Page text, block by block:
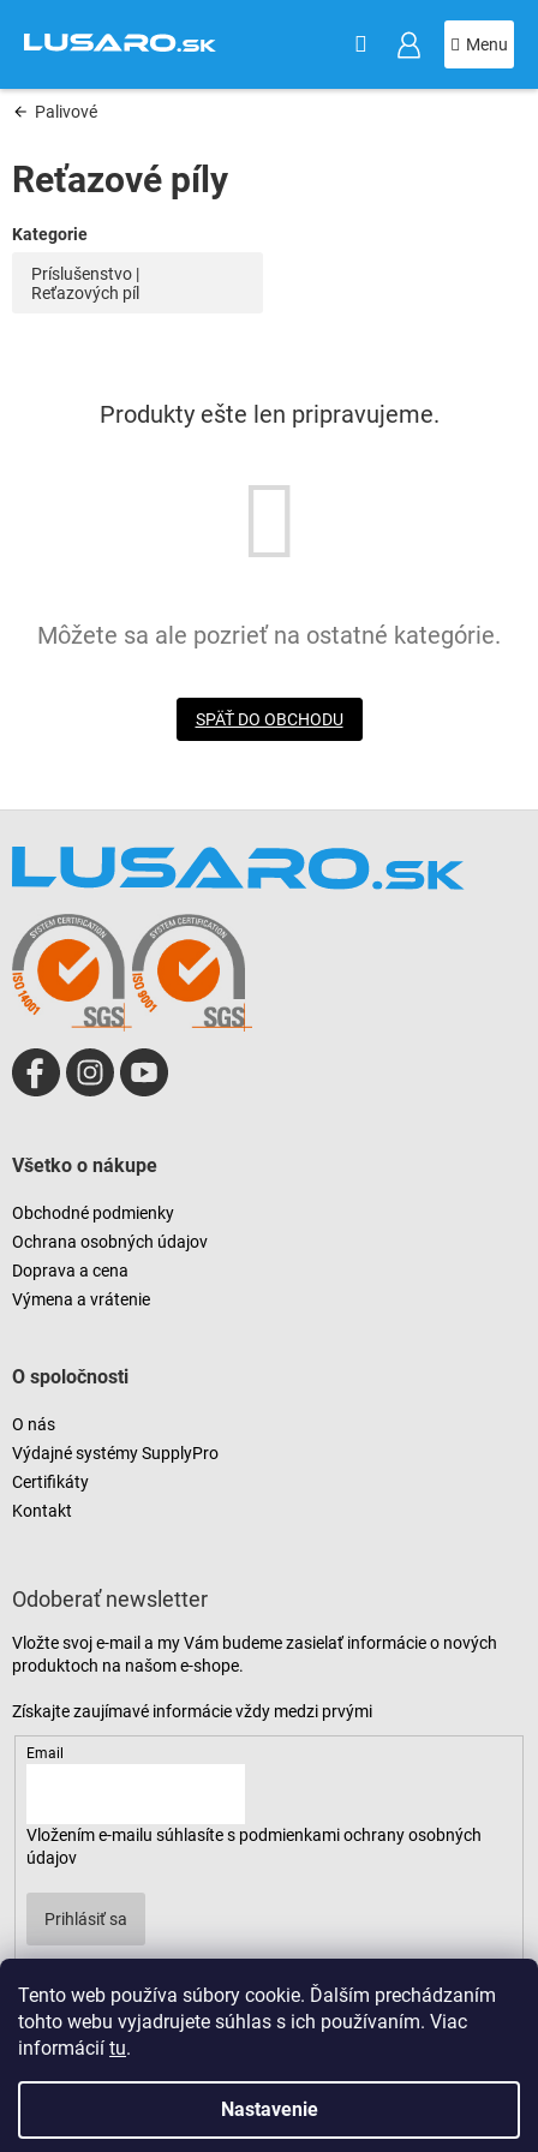
Tento web používa súbory cookie. Ďalším prechádzaním
tohto webu vyjadrujete súhlas s ich používaním. Viac
informácií tu.
Nastavenie
obsah
Palivové
Reťazové píly
Príslušenstvo |
Reťazových píl
Produkty ešte len pripravujeme.
Môžete sa ale pozrieť na ostatné kategórie.
SPÄŤ DO OBCHODU
Všetko o nákupe
Obchodné podmienky
Ochrana osobných údajov
Doprava a cena
Výmena a vrátenie
O spoločnosti
O nás
Výdajné systémy SupplyPro
Certifikáty
Kontakt
Odoberať newsletter
Vložte svoj e-mail a my Vám budeme zasielať informácie o nových
produktoch na našom e-shope.
Email
Vložením e-mailu súhlasíte s podmienkami ochrany osobných
údajov
Prihlásiť sa